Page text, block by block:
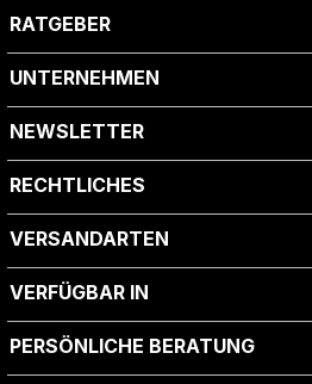
RATGEBER
UNTERNEHMEN
NEWSLETTER
RECHTLICHES
VERSANDARTEN
VERFÜGBAR IN
PERSÖNLICHE BERATUNG